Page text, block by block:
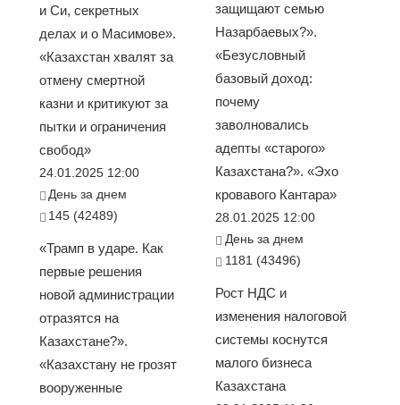
и Си, секретных
делах и о Масимове».
«Казахстан хвалят за
отмену смертной
казни и критикуют за
пытки и ограничения
свобод»
24.01.2025 12:00
День за днем
145 (42489)
«Трамп в ударе. Как
первые решения
новой администрации
отразятся на
Казахстане?».
«Казахстану не грозят
вооруженные
защищают семью
Назарбаевых?».
«Безусловный
базовый доход:
почему
заволновались
адепты «старого»
Казахстана?». «Эхо
кровавого Кантара»
28.01.2025 12:00
День за днем
1181 (43496)
Рост НДС и
изменения налоговой
системы коснутся
малого бизнеса
Казахстана